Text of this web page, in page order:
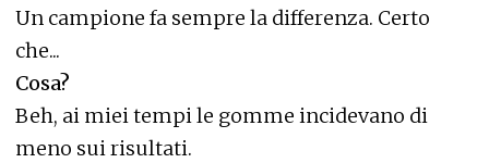
Un campione fa sempre la differenza. Certo
che...
Cosa?
Beh, ai miei tempi le gomme incidevano di
meno sui risultati.